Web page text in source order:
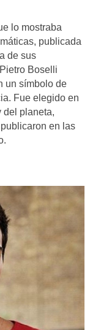
lo mostraba
publicada
de sus
Boselli
un símbolo de
Fue elegido en
del planeta,
en las